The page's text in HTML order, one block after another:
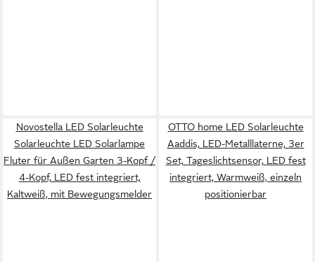
Novostella LED Solarleuchte
Solarleuchte LED Solarlampe
Fluter für Außen Garten 3-Kopf /
4-Kopf, LED fest integriert,
Kaltweiß, mit Bewegungsmelder
OTTO home LED Solarleuchte
Aaddis, LED-Metalllaterne, 3er
Set, Tageslichtsensor, LED fest
integriert, Warmweiß, einzeln
positionierbar